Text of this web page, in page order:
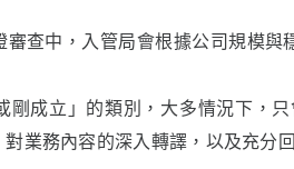
查中，入管局會根據公司規模
剛成立」的類別，大多情況下，
業務內容的深入轉譯，以及充分